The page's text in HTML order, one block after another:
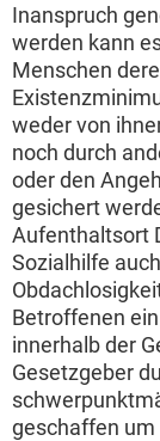
Inanspruch
werden kann
Menschen
weder von
noch durch
oder den
gesichert
Aufenthaltsort
Sozialhilfe
Betroffenen
innerhalb der
Gesetzgeber
geschaffen um